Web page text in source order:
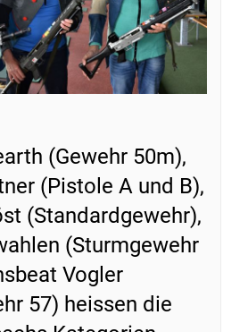
(Gewehr 50m),
(Pistole A und B),
(Standardgewehr),
(Sturmgewehr
Vogler
57) heissen die